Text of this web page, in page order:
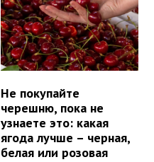
Не покупайте
черешню, пока не
узнаете это: какая
ягода лучше – черная,
белая или розовая